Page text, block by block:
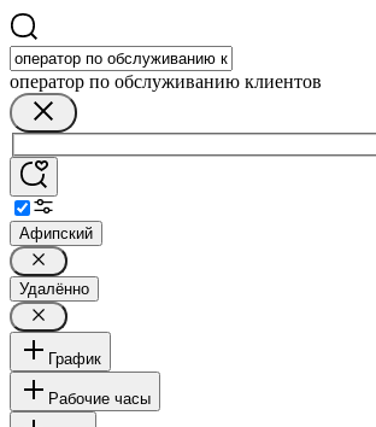
оператор по обслуживанию клиентов
Афипский
Удалённо
График
Рабочие часы